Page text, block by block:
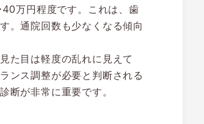
万円程度です。これは、歯
。通院回数も少なくなる傾向
た目は軽度の乱れに見えて
ンス調整が必要と判断される
断が非常に重要です。